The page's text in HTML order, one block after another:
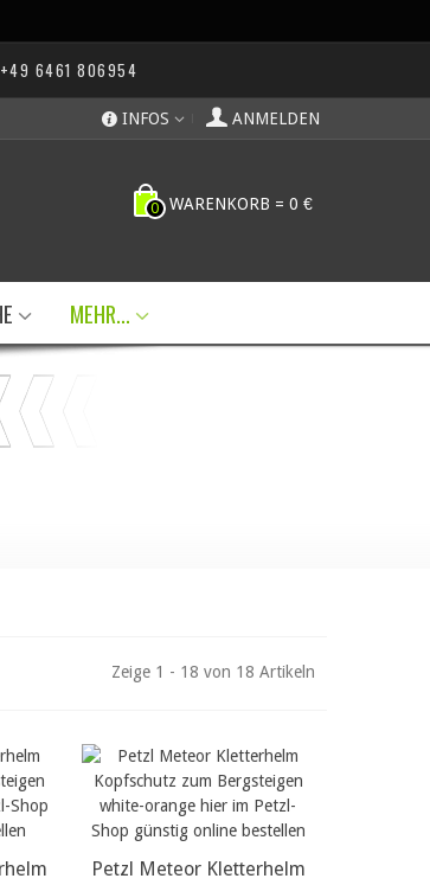
+49 6461 806954
ANMELDEN
INFOS
0 WARENKORB = 0 €
MEHR...
Zeige 1 - 18 von 18 Artikeln
mehr Details...
Petzl Meteor Kletterhelm